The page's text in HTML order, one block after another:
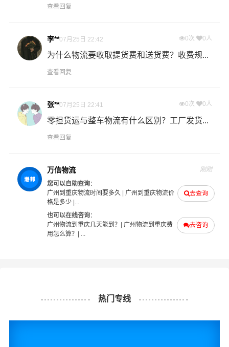
- 万信物流广州物流业务部秉承“用心呵护，值得托付”的服
务理念，凭借广州至重庆物流的优质平台，始终致力于为
客户提供优质高效的广州到重庆的专线物流运输服务。广
州到重庆货运专线是港邦的优质品牌服务，我们一直多年
的认可和口碑相传，如果您有意向选择我们，我们非常乐
意为您解决物流相关问题。当然，还有很多优秀的
也提供从广州发物流到重庆的运输服务，您也可以多多
咨询，找到合适您的物流服务商。
广州物流
查看回复
李**07月25日 22:42 0次 0人
为什么物流要收取提货费和送货费？收费规...
查看回复
张**07月25日 22:41 0次 0人
零担货运与整车物流有什么区别？工厂发货...
查看回复
万信物流 刚刚
去查询
您可以自助查询：
广州到重庆物流时间要多久 | 广州到重庆物流价
格是多少|...
去咨询
也可以在线咨询：
广州物流到重庆几天能到？ | 广州物流到重庆费
用怎么算？ | ...
热门专线